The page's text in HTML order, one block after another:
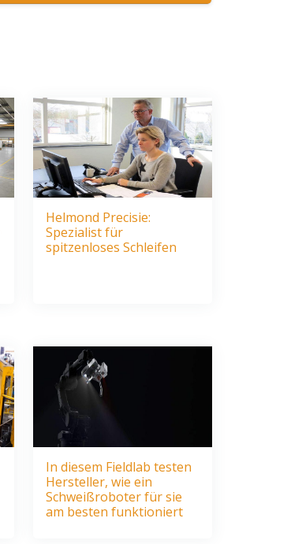
Helmond Precisie:
Spezialist für
spitzenloses Schleifen
In diesem Fieldlab testen
Hersteller, wie ein
Schweißroboter für sie
am besten funktioniert